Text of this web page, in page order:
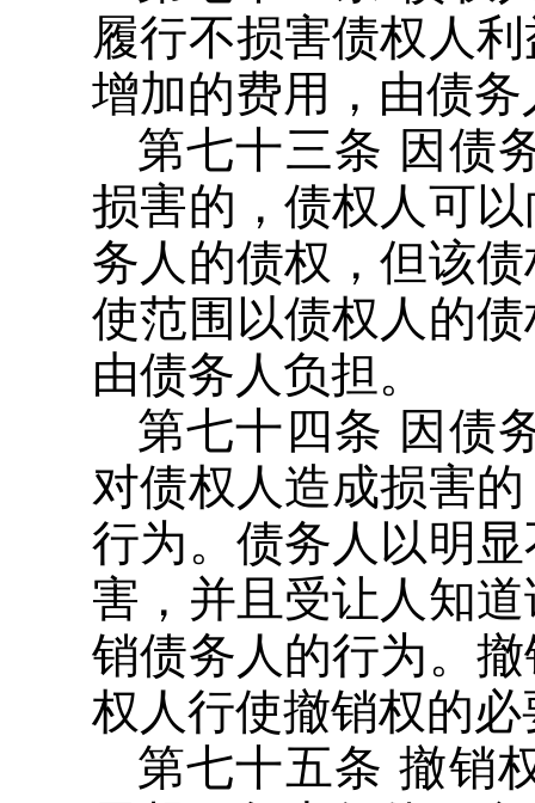
履行不损害债权人
增加的费用，由债
第七十三条 因债
损害的，债权人可
务人的债权，但该
使范围以债权人的
由债务人负担。
第七十四条 因债
对债权人造成损害
行为。债务人以明
害，并且受让人知
销债务人的行为。
权人行使撤销权的
第七十五条 撤销